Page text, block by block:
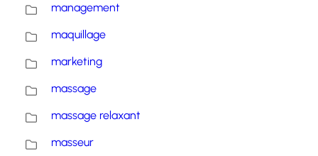
management
maquillage
marketing
massage
massage relaxant
masseur